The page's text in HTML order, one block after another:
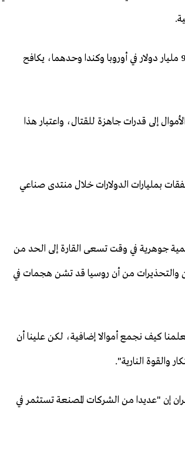
ومع تدفق الأموال على الميزانيات الدفاعية التي ارتفعت العام الماضي بمقدار 90 مليار دولار في أوروبا وكندا وحدهما، يكافح
إلى قدرات جاهزة للقتال، واعتبار هذا
بمليارات الدولارات خلال منتدى صناعي
جوهرية في وقت تسعى القارة إلى الحد من
والتحذيرات من أن روسيا قد تشن هجمات في
كيف نجمع أموالا إضافية، لكن علينا أن
والقوة النارية".
إن "عديدا من الشركات المصنعة تستثمر في